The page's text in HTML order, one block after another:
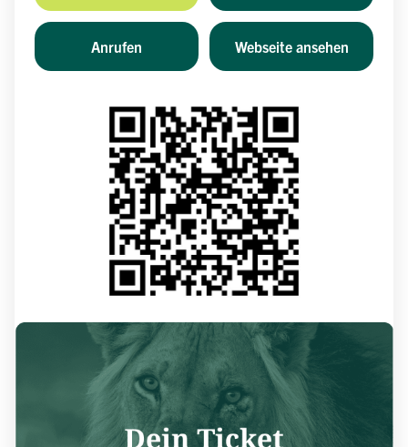
Anrufen Webseite ansehen